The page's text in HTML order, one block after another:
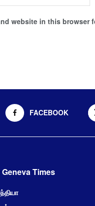
website in this browser
FACEBOOK
Times